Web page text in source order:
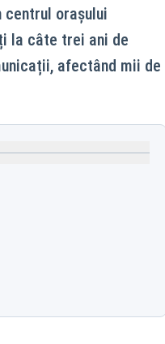
orașului
la câte trei ani de
afectând mii de